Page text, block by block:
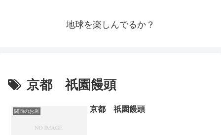
地球を楽しんでるか？
京都 祇園饅頭
関西のお店 京都 祇園饅頭